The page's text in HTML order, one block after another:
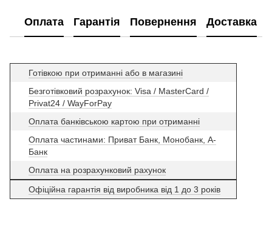
Оплата Гарантія Повернення Доставка
Готівкою при отриманні або в магазині
Безготівковий розрахунок: Visa / MasterCard /
Privat24 / WayForPay
Оплата банківською картою при отриманні
Оплата частинами: Приват Банк, Монобанк, А-
Банк
Оплата на розрахунковий рахунок
Офіційна гарантія від виробника від 1 до 3 років